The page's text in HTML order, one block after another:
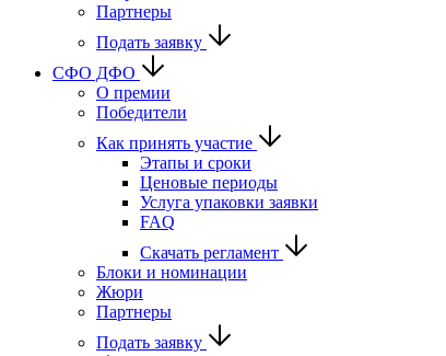
Партнеры
Подать заявку
CФО ДФО
О премии
Победители
Как принять участие
Этапы и сроки
Ценовые периоды
Услуга упаковки заявки
FAQ
Скачать регламент
Блоки и номинации
Жюри
Партнеры
Подать заявку